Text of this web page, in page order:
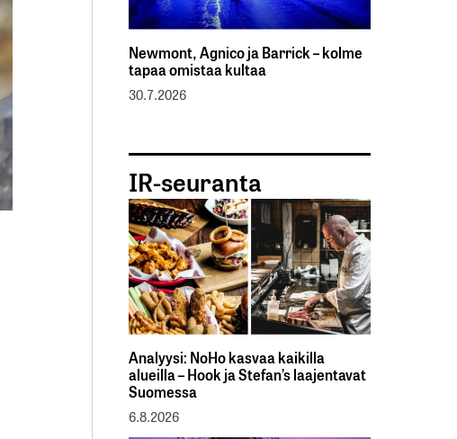
Newmont, Agnico ja Barrick – kolme
tapaa omistaa kultaa
30.7.2026
IR-seuranta
Analyysi: NoHo kasvaa kaikilla
alueilla – Hook ja Stefan’s laajentavat
Suomessa
6.8.2026